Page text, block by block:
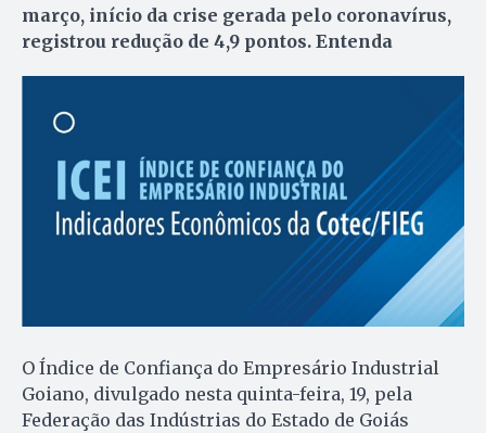
março, início da crise gerada pelo coronavírus,
registrou redução de 4,9 pontos. Entenda
O Índice de Confiança do Empresário Industrial
Goiano, divulgado nesta quinta-feira, 19, pela
Federação das Indústrias do Estado de Goiás